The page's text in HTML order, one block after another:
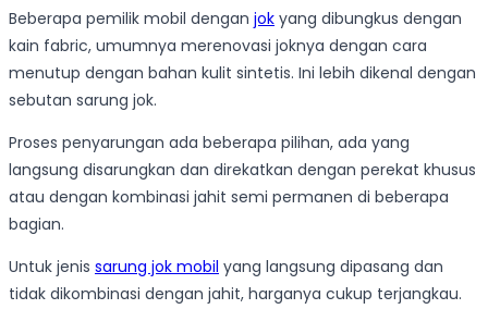
Beberapa pemilik mobil dengan jok yang dibungkus dengan
kain fabric, umumnya merenovasi joknya dengan cara
menutup dengan bahan kulit sintetis. Ini lebih dikenal dengan
sebutan sarung jok.
Proses penyarungan ada beberapa pilihan, ada yang
langsung disarungkan dan direkatkan dengan perekat khusus
atau dengan kombinasi jahit semi permanen di beberapa
bagian.
Untuk jenis sarung jok mobil yang langsung dipasang dan
tidak dikombinasi dengan jahit, harganya cukup terjangkau.